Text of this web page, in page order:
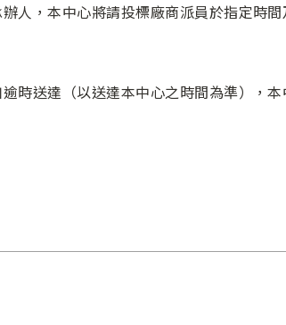
人，本中心將請投標廠商派員於指定時
時送達（以送達本中心之時間為準），本